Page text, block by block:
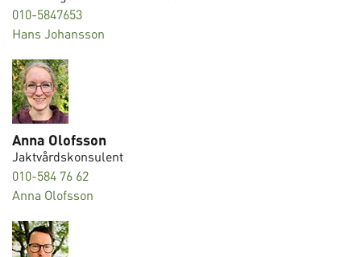
010-5847653
Hans Johansson
Anna Olofsson
Jaktvårdskonsulent
010-584 76 62
Anna Olofsson